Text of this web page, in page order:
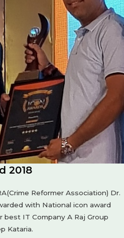
2018
Reformer Association) Dr.
with National icon award
best IT Company A Raj Group
Kataria.